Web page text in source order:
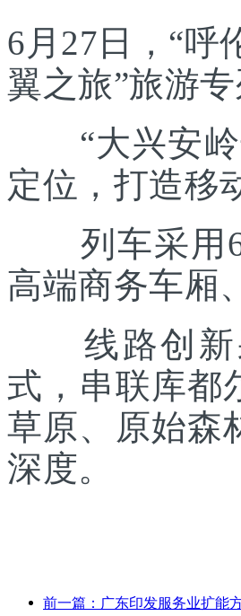
6月27日，“呼
翼之旅”旅游专
“大兴安岭
定位，打造移
列车采用6
高端商务车厢
线路创新
式，串联库都
草原、原始森
深度。